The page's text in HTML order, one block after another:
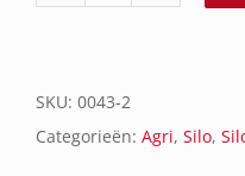
SKU: 0043-2
Categorieën: Agri, Silo,